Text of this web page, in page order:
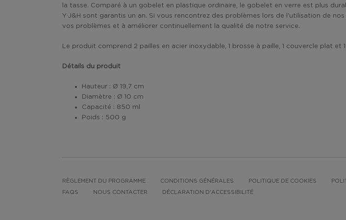
la tasse. Comparé à un gobelet en plastique ordinaire, le gobelet en verre est plus
Y·J&H sont garantis un an. Si vous rencontrez des problèmes lors de l'utilisation de
vos problèmes et à améliorer continuellement la qualité de notre service.
Le produit comprend 2 pailles en acier inoxydable, 1 brosse à paille, 1 couvercle plat et
Détails du produit
Hauteur : Ø 19,7 cm
Diamètre : Ø 10 cm
Capacité : 850 ml
Poids : 500 g
RÈGLEMENT DU PROGRAMME CONDITIONS GÉNÉRALES POLITIQUE DE COOKIES
FAQS NOUS CONTACTER DÉCLARATION D'ACCESSIBILITÉ